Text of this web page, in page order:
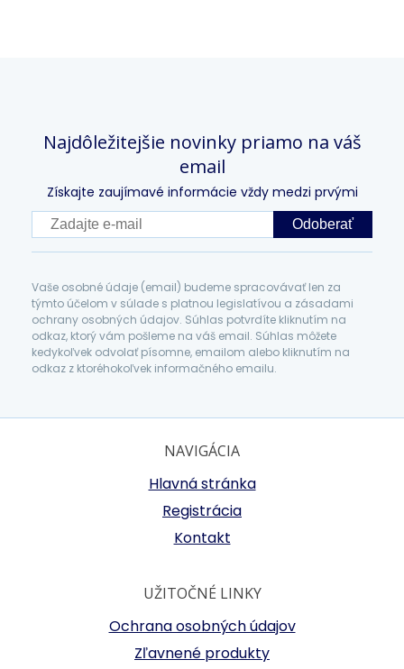
Najdôležitejšie novinky priamo na váš
email
Získajte zaujímavé informácie vždy medzi prvými
Odoberať
Vaše osobné údaje (email) budeme spracovávať len za
týmto účelom v súlade s platnou legislatívou a zásadami
ochrany osobných údajov. Súhlas potvrdíte kliknutím na
odkaz, ktorý vám pošleme na váš email. Súhlas môžete
kedykoľvek odvolať písomne, emailom alebo kliknutím na
odkaz z ktoréhokoľvek informačného emailu.
NAVIGÁCIA
Hlavná stránka
Registrácia
Kontakt
UŽITOČNÉ LINKY
Ochrana osobných údajov
Zľavnené produkty